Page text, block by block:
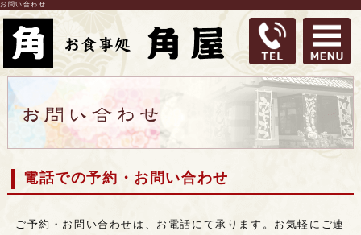
お問い合わせ
電話での予約・お問い合わせ
ご予約・お問い合わせは、お電話にて承ります。お気軽にご連